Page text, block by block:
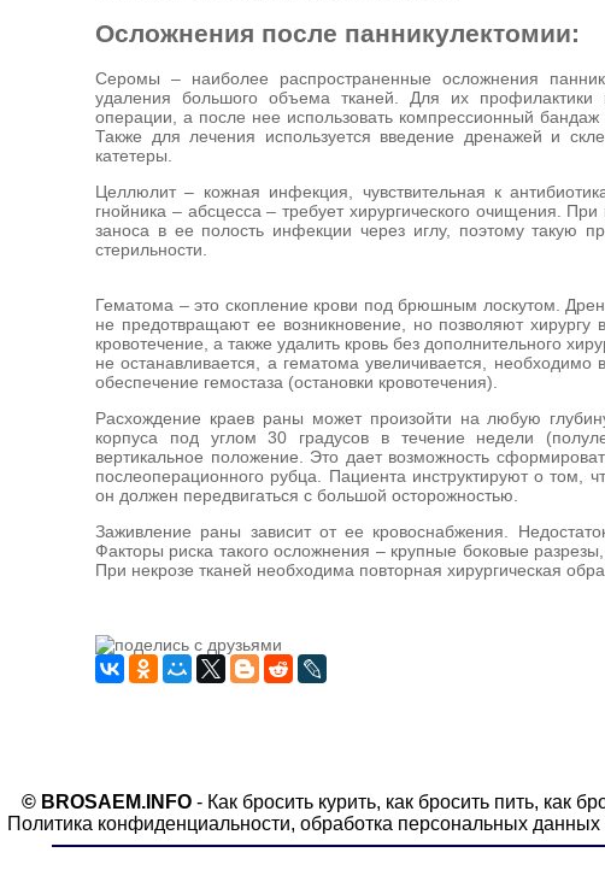
Осложнения после панникулектомии:
Серомы – наиболее распространенные осложнения
удаления большого объема тканей. Для их профилактики
операции, а после нее использовать компрессионный
Также для лечения используется введение дренажей и
катетеры.
Целлюлит – кожная инфекция, чувствительная к
гнойника – абсцесса – требует хирургического очищения.
заноса в ее полость инфекции через иглу, поэтому такую
стерильности.
Гематома – это скопление крови под брюшным лоскутом.
не предотвращают ее возникновение, но позволяют хирургу
кровотечение, а также удалить кровь без дополнительного
не останавливается, а гематома увеличивается,
обеспечение гемостаза (остановки кровотечения).
Расхождение краев раны может произойти на любую
корпуса под углом 30 градусов в течение недели
вертикальное положение. Это дает возможность
послеоперационного рубца. Пациента инструктируют о том,
он должен передвигаться с большой осторожностью.
Заживление раны зависит от ее кровоснабжения.
Факторы риска такого осложнения – крупные боковые
При некрозе тканей необходима повторная хирургическая
© BROSAEM.INFO - Как бросить курить, как бросить пить, как
Политика конфиденциальности, обработка персональных данных